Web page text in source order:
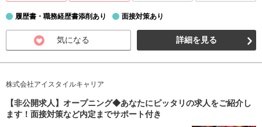
履歴書・職務経歴書添削あり 面接対策あり
気になる 詳細を見る
株式会社アイスタイルキャリア
【非公開求人】オープニング◆あなたにピッタリの求人をご紹介し
ます！面接対策など内定までサポート付き